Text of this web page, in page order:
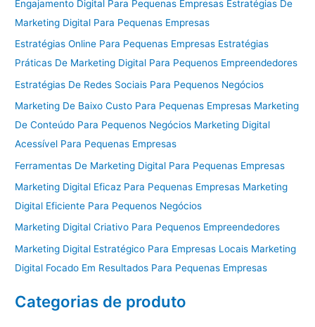
Engajamento Digital Para Pequenas Empresas Estratégias De
Marketing Digital Para Pequenas Empresas
Estratégias Online Para Pequenas Empresas Estratégias
Práticas De Marketing Digital Para Pequenos Empreendedores
Estratégias De Redes Sociais Para Pequenos Negócios
Marketing De Baixo Custo Para Pequenas Empresas Marketing
De Conteúdo Para Pequenos Negócios Marketing Digital
Acessível Para Pequenas Empresas
Ferramentas De Marketing Digital Para Pequenas Empresas
Marketing Digital Eficaz Para Pequenas Empresas Marketing
Digital Eficiente Para Pequenos Negócios
Marketing Digital Criativo Para Pequenos Empreendedores
Marketing Digital Estratégico Para Empresas Locais Marketing
Digital Focado Em Resultados Para Pequenas Empresas
Categorias de produto